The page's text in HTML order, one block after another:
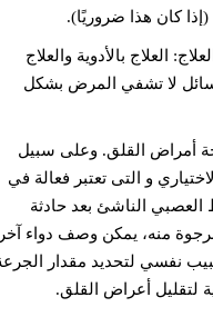
كان هذا ضروريًا).
بالأدوية والعلاج
لا تشفي المرض بشكل
أمراض القلق. وعلى سبيل
و التى تعتبر فعالة في
الناشئ بعد حادثة
منه، يمكن وصف دواء
نفسي لتحديد مقدار
لتقليل أعراض القلق.